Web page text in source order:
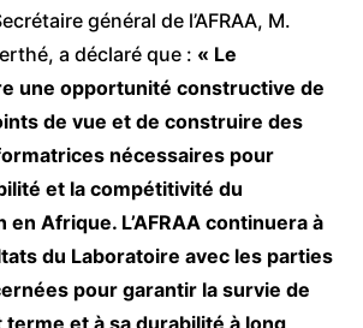
général de l’AFRAA, M.
a déclaré que : « Le
une opportunité constructive de
de vue et de construire des
nécessaires pour
et la compétitivité du
Afrique. L’AFRAA continuera à
du Laboratoire avec les parties
pour garantir la survie de
terme et à sa durabilité à long